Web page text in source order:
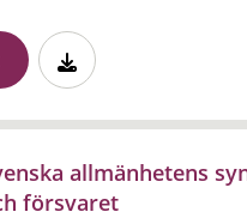
allmänhetens
försvaret